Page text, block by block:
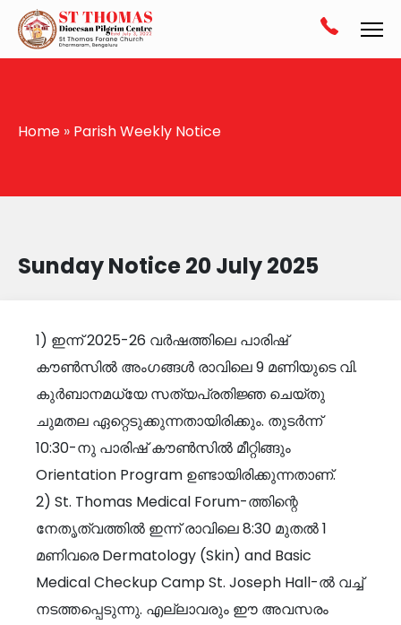
Home » Parish Weekly Notice
Sunday Notice 20 July 2025
1) ഇന്ന് 2025-26 വർഷത്തിലെ പാരിഷ്
കൗൺസിൽ അംഗങ്ങൾ രാവിലെ 9 മണിയുടെ വി.
കുർബാനമധ്യേ സത്യപ്രതിജ്ഞ ചെയ്തു
ചുമതല ഏറ്റെടുക്കുന്നതായിരിക്കും. തുടർന്ന്
10:30-നു പാരിഷ് കൗൺസിൽ മീറ്റിങ്ങും
Orientation Program ഉണ്ടായിരിക്കുന്നതാണ്.
2) St. Thomas Medical Forum-ത്തിന്റെ
നേതൃത്വത്തിൽ ഇന്ന് രാവിലെ 8:30 മുതൽ 1
മണിവരെ Dermatology (Skin) and Basic
Medical Checkup Camp St. Joseph Hall-ൽ വച്ച്
നടത്തപ്പെടുന്നു. എല്ലാവരും ഈ അവസരം